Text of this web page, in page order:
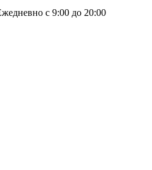
с 9:00 до 20:00